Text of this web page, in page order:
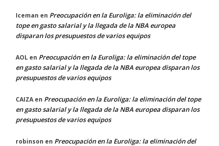
Iceman en Preocupación en la Euroliga: la eliminación del
tope en gasto salarial y la llegada de la NBA europea
disparan los presupuestos de varios equipos
AOL en Preocupación en la Euroliga: la eliminación del tope
en gasto salarial y la llegada de la NBA europea disparan los
presupuestos de varios equipos
CAIZA en Preocupación en la Euroliga: la eliminación del tope
en gasto salarial y la llegada de la NBA europea disparan los
presupuestos de varios equipos
robinson en Preocupación en la Euroliga: la eliminación del